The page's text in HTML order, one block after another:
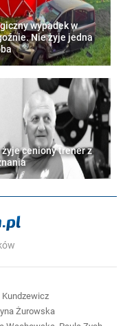
wypadek w
Nie żyje jedna
żyje ceniony trener z
Żurowska